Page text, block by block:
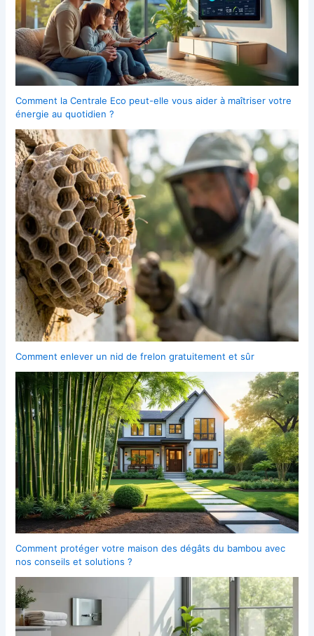
Comment la Centrale Eco peut-elle vous aider à maîtriser votre
énergie au quotidien ?
Comment enlever un nid de frelon gratuitement et sûr
Comment protéger votre maison des dégâts du bambou avec
nos conseils et solutions ?